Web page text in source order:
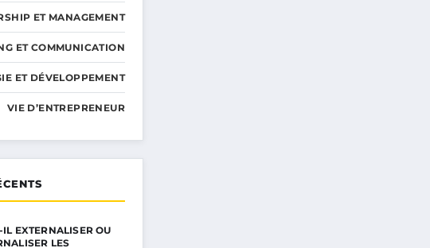
ET MANAGEMENT
ET COMMUNICATION
ET DÉVELOPPEMENT
VIE D’ENTREPRENEUR
IL EXTERNALISER OU
LES